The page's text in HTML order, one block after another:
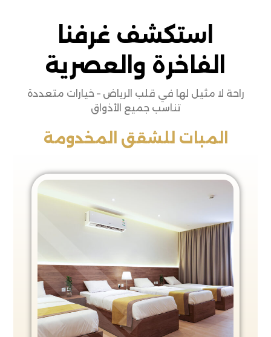
استكشف غرفنا
الفاخرة والعصرية
راحة لا مثيل لها في قلب الرياض – خيارات متعددة
تناسب جميع الأذواق
المبات للشقق المخدومة